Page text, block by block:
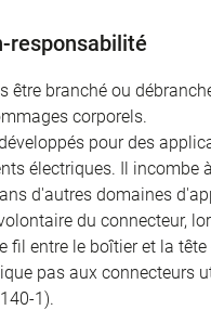
responsabilité
être branché ou
corporels.
pour des
électriques. Il incombe
d'autres domaines
du connecteur,
fil entre le boîtier et la
pas aux connecteurs
1).